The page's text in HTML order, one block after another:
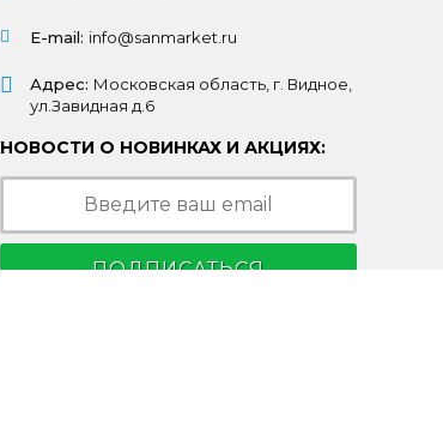
E-mail: info@sanmarket.ru
Адрес: Московская область, г. Видное,
ул.Завидная д.6
НОВОСТИ О НОВИНКАХ И АКЦИЯХ:
ПОДПИСАТЬСЯ